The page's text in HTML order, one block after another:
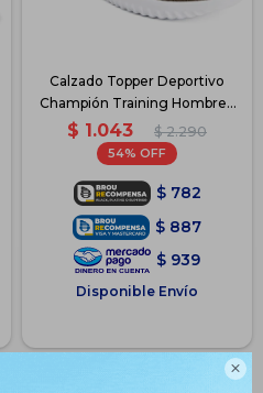

Calzado Topper Deportivo
Champión Training Hombre -
Verde-Naranja
$ 1.043 $ 2.290
54
$ 782
$ 887
$ 939
Disponible Envío